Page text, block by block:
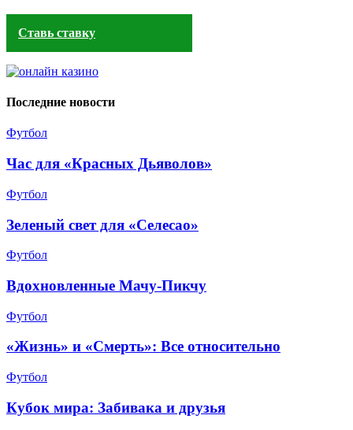
Ставь ставку
Последние новости
Футбол
Час для «Красных Дьяволов»
Футбол
Зеленый свет для «Селесао»
Футбол
Вдохновленные Мачу-Пикчу
Футбол
«Жизнь» и «Смерть»: Все относительно
Футбол
Кубок мира: Забивака и друзья